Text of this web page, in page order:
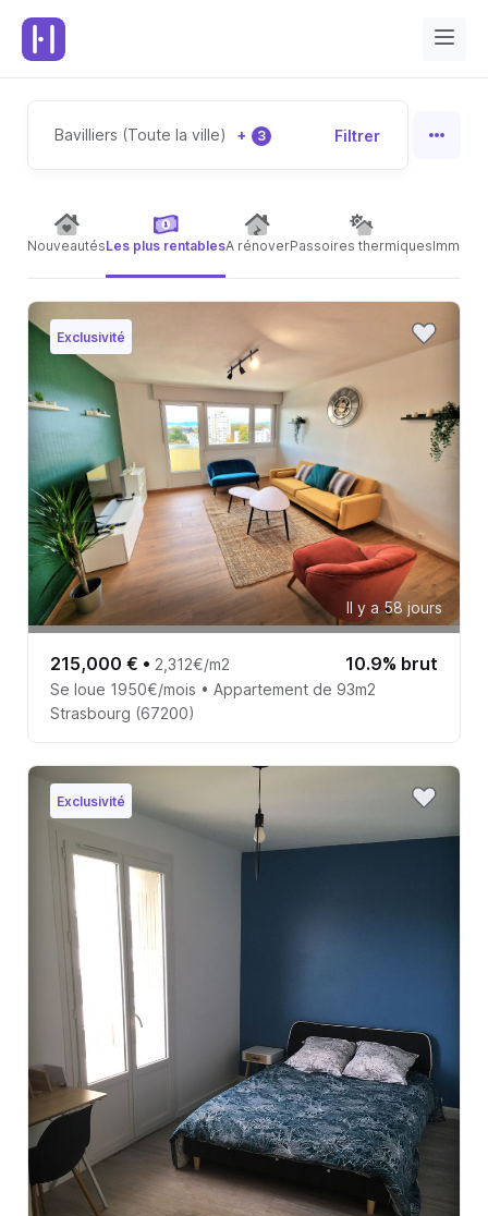
Bavilliers (Toute la ville) + 3 Filtrer
NouveautésLes plus rentablesA rénoverPassoires thermiques
Exclusivité
Il y a 58 jours
215,000 € • 2,312€/m2 10.9% brut
Se loue 1950€/mois • Appartement de 93m2
Strasbourg (67200)
Exclusivité